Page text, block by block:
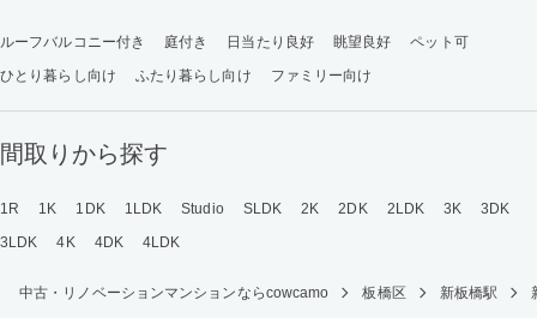
ルーフバルコニー付き 庭付き 日当たり良好 眺望良好
ペット可
ひとり暮らし向け
ふたり暮らし向け ファミリー向け
間取りから探す
1R 1K 1DK 1LDK Studio SLDK 2K 2DK 2LDK 3K
3DK
3LDK
4K 4DK 4LDK
中古・リノベーションマンションならcowcamo 板橋区 新板橋駅